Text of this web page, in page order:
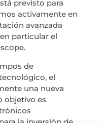
previsto para
activamente en
avanzada
particular el
de
el
una nueva
objetivo es
la inversión de